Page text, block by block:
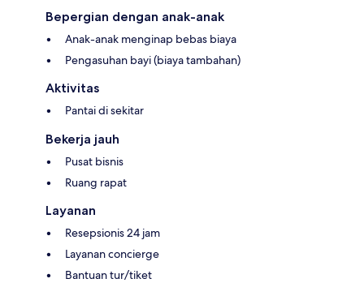
Bepergian dengan anak-anak
Anak-anak menginap bebas biaya
Pengasuhan bayi (biaya tambahan)
Aktivitas
Pantai di sekitar
Bekerja jauh
Pusat bisnis
Ruang rapat
Layanan
Resepsionis 24 jam
Layanan concierge
Bantuan tur/tiket